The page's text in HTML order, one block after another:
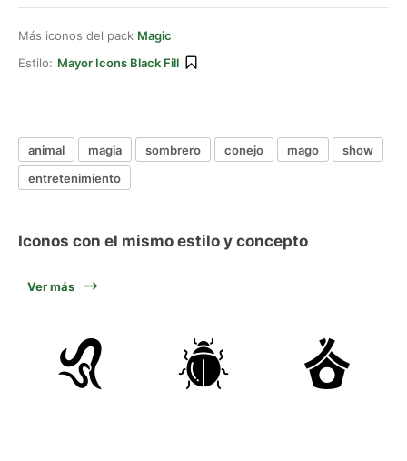
Más iconos del pack Magic
Estilo: Mayor Icons Black Fill
animal magia sombrero conejo mago
show
entretenimiento
Iconos con el mismo estilo y concepto
Ver más